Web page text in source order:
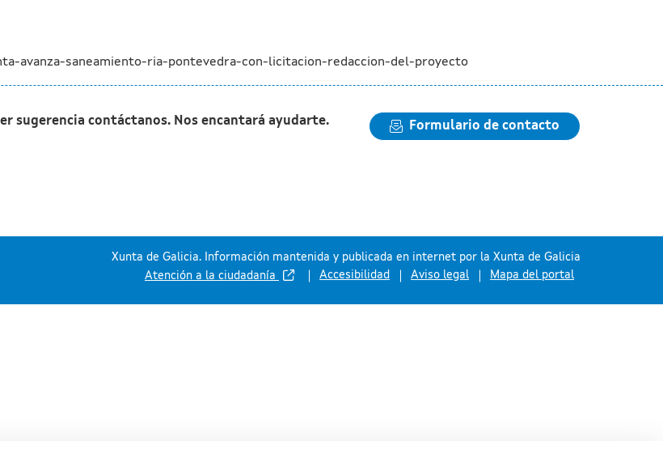
avanza-saneamiento-ria-pontevedra-con-licitacion-redaccion-del-proyecto
sugerencia contáctanos. Nos encantará ayudarte. Formulario de contacto
Xunta de Galicia. Información mantenida y publicada en internet por la Xunta de Galicia
Atención a la ciudadanía
Accesibilidad Aviso legal Mapa del portal